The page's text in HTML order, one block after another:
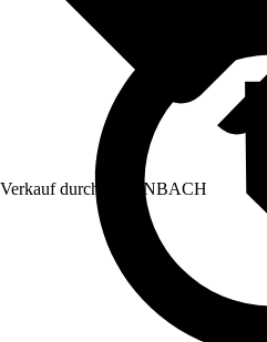
Verkauf durch: HORNBACH